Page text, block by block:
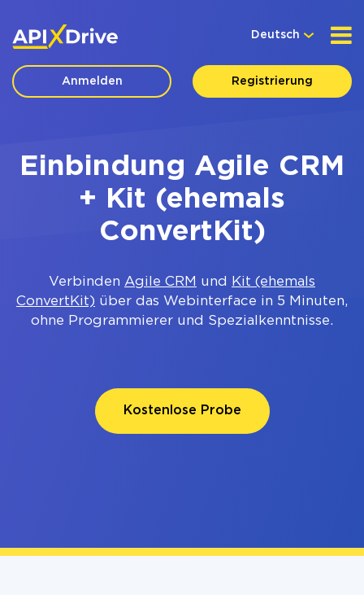
Deutsch
Anmelden Registrierung
Einbindung Agile CRM
+ Kit (ehemals
ConvertKit)
Verbinden Agile CRM und
Kit (ehemals
ConvertKit) über das Webinterface in 5 Minuten,
ohne Programmierer und Spezialkenntnisse.
Kostenlose Probe